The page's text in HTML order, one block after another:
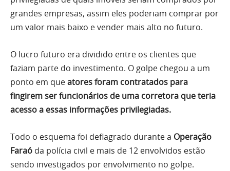
grandes empresas, assim eles poderiam comprar por
um valor mais baixo e vender mais alto no futuro.
O lucro futuro era dividido entre os clientes que
faziam parte do investimento. O golpe chegou a um
ponto em queatores foram contratados para
fingirem ser funcionários de uma corretora que teria
acesso a essas informações privilegiadas.
Todo o esquema foi deflagrado durante a Operação
Faraó da polícia civil e mais de 12 envolvidos estão
sendo investigados por envolvimento no golpe.